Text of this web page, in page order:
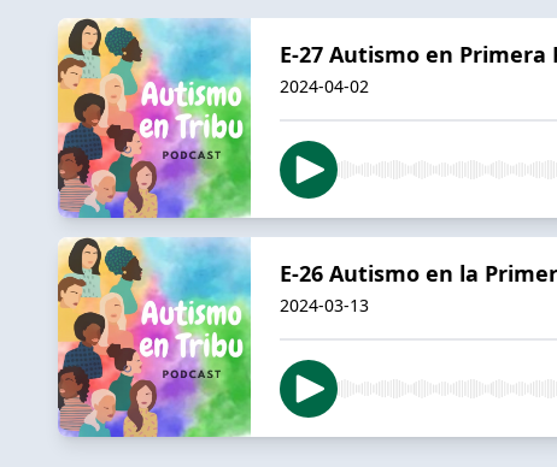
E-27 Autismo en
2024-04-02
E-26 Autismo en la
2024-03-13